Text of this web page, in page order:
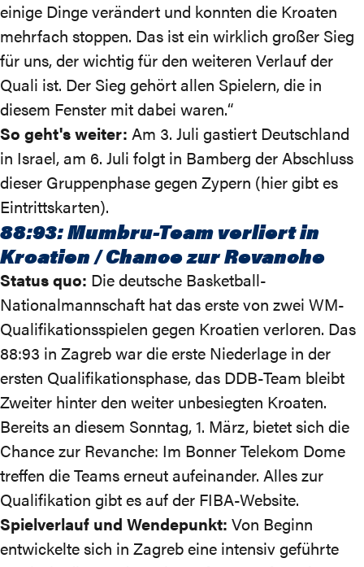
einige Dinge verändert und konnten die Kroaten
mehrfach stoppen. Das ist ein wirklich großer Sieg
für uns, der wichtig für den weiteren Verlauf der
Quali ist. Der Sieg gehört allen Spielern, die in
diesem Fenster mit dabei waren.“
So geht's weiter: Am 3. Juli gastiert Deutschland
in Israel, am 6. Juli folgt in Bamberg der Abschluss
dieser Gruppenphase gegen Zypern (hier gibt es
Eintrittskarten).
88:93: Mumbru-Team verliert in
Kroatien / Chance zur Revanche
Status quo: Die deutsche Basketball-
Nationalmannschaft hat das erste von zwei WM-
Qualifikationsspielen gegen Kroatien verloren. Das
88:93 in Zagreb war die erste Niederlage in der
ersten Qualifikationsphase, das DDB-Team bleibt
Zweiter hinter den weiter unbesiegten Kroaten.
Bereits an diesem Sonntag, 1. März, bietet sich die
Chance zur Revanche: Im Bonner Telekom Dome
treffen die Teams erneut aufeinander. Alles zur
Qualifikation gibt es auf der FIBA-Website.
Spielverlauf und Wendepunkt: Von Beginn
entwickelte sich in Zagreb eine intensiv geführte